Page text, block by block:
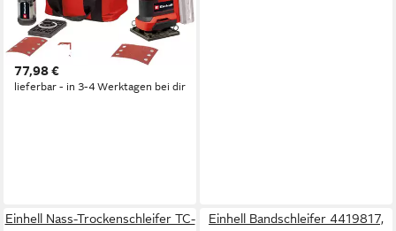
Faustschleifer TE-OS 18/113
3X Li - Solo, 22000 U/min,
mit Aufbewahrungstasche
und 3x Schleifpapier, ohne
Akku und Ladegerät
77,98 €
lieferbar - in 3-4 Werktagen bei dir
Einhell Nass-Trockenschleifer TC-
Einhell Bandschleifer 4419817,